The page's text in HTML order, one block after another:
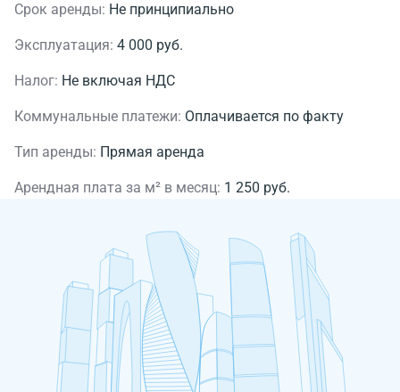
Срок аренды: Не принципиально
Эксплуатация: 4 000 руб.
Налог: Не включая НДС
Коммунальные платежи: Оплачивается по факту
Тип аренды: Прямая аренда
Арендная плата за м² в месяц: 1 250 руб.